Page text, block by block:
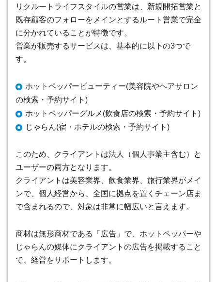
リクルートライフスタイルの営業は、新規開拓営業と
既存顧客のフォローをメインとするルート営業で完全
に分かれている ことが特徴です。
営業が販売するサービスは、基本的に以下の3つで
す。
ホットペッパービューティー(美容院やヘアサロン
の検索・予約サイト)
ホットペッパーグルメ(飲食店の検索・予約サイト)
じゃらん(宿・ホテルの検索・予約サイト)
このため、クライアントは法人（個人事業主含む）と
ユーザーの両方となります。
クライアントは美容業界、飲食業界、旅行業界がメイ
ンで、個人経営から、全国に拠点を置くチェーン店ま
で含まれるので、対象は非常に幅広いと言えます。
商材は無形商材である「広告」で、ホットペッパーや
じゃらんの媒体にクライアントの広告を掲載すること
で、経営をサポートします。